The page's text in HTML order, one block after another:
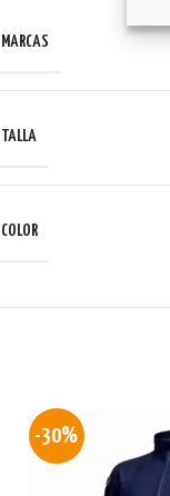
MARCAS
TALLA
COLOR
-30%